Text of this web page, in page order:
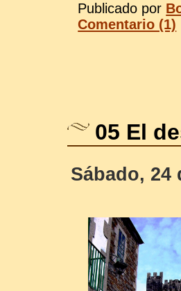
Publicado por
Comentario (1)
05 El
Sábado, 24